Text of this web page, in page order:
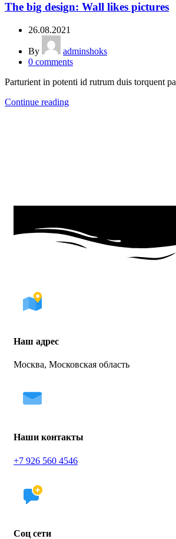
The big design: Wall likes pictures
26.08.2021
By
adminshoks
0 comments
Parturient in potenti id rutrum duis torquent
Continue reading
Наш адрес
Москва, Московская область
Наши контакты
+7 926 560 4546
Соц сети